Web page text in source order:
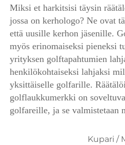
Miksi et harkitsisi täysin
jossa on kerhologo? Ne ovat
että uusille kerhon jäsenille.
myös erinomaiseksi pieneksi
yrityksen golftapahtumien
henkilökohtaiseksi lahjaksi
yksittäiselle golfarille.
golflaukkumerkki on
golfareille, ja se valmistetaan
Kupari /